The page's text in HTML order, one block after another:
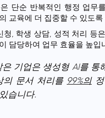
단순 반복적인 행정 업무
교육에 더 집중할 수 있도록
청, 학생 상담, 성적 처리 등은
담당하여 업무 효율을 높입
은 기업은 생성형 AI를 통
의 문서 처리를 99%의
습니다.